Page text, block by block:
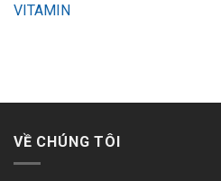
VITAMIN
VỀ CHÚNG TÔI